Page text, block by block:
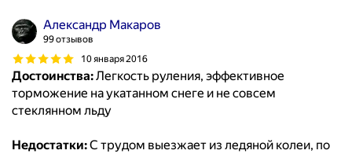
Александр Макаров
99 отзывов
10 января 2016
Достоинства:Легкость руления, эффективное
торможение на укатанном снеге и не совсем
стеклянном льду
Недостатки:С трудом выезжает из ледяной колеи, по